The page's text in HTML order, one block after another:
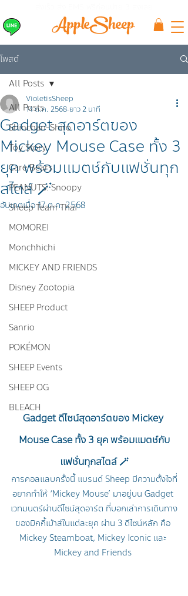
โพสต์
All Posts
Shinchan-Shiro
Toy Story
Care Bears
PEANUTS: Snoopy
Sheep Team Thai
MOMOREI
Monchhichi
MICKEY AND FRIENDS
Disney Zootopia
SHEEP Product
Sanrio
POKÉMON
SHEEP Events
SHEEP OG
BLEACH
All Posts
Gadget สุดอาร์ตของ
Mickey Mouse Case ทั้ง 3
ยุค พร้อมแมตช์กับแฟชั่นทุก
สไตล์ 🪄
VioletisSheep
14 ต.ค. 2568 ยาว 2 นาที
อัปเดตเมื่อ17 ต.ค. 2568
Gadget ดีไซน์สุดอาร์ตของ Mickey
Mouse Case ทั้ง 3 ยุค พร้อมแมตช์กับ
แฟชั่นทุกสไตล์ 🪄
การคอลแลบครั้งนี้ แบรนด์ Sheep มีความตั้งใจที่
อยากทำให้ ‘Mickey Mouse’ มาอยู่บน Gadget
เวทมนตร์ผ่านดีไซน์สุดอาร์ต ที่บอกเล่าการเดินทาง
ของมิกกี้เม้าส์ในแต่ละยุค ผ่าน 3 ดีไซน์หลัก คือ
Mickey Steamboat, Mickey Iconic และ
Mickey and Friends